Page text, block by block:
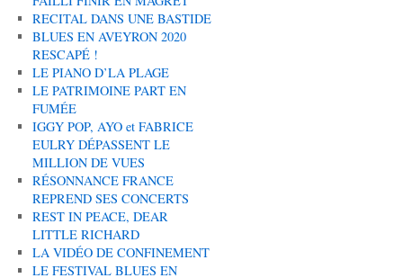
RECITAL DANS UNE BASTIDE
BLUES EN AVEYRON 2020
RESCAPÉ !
LE PIANO D’LA PLAGE
LE PATRIMOINE PART EN
FUMÉE
IGGY POP, AYO et FABRICE
EULRY DÉPASSENT LE
MILLION DE VUES
RÉSONNANCE FRANCE
REPREND SES CONCERTS
REST IN PEACE, DEAR
LITTLE RICHARD
LA VIDÉO DE CONFINEMENT
LE FESTIVAL BLUES EN